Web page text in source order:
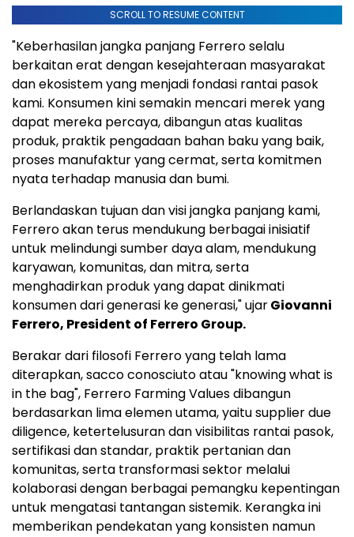
SCROLL TO RESUME CONTENT
"Keberhasilan jangka panjang Ferrero selalu
berkaitan erat dengan kesejahteraan masyarakat
dan ekosistem yang menjadi fondasi rantai pasok
kami. Konsumen kini semakin mencari merek yang
dapat mereka percaya, dibangun atas kualitas
produk, praktik pengadaan bahan baku yang baik,
proses manufaktur yang cermat, serta komitmen
nyata terhadap manusia dan bumi.
Berlandaskan tujuan dan visi jangka panjang kami,
Ferrero akan terus mendukung berbagai inisiatif
untuk melindungi sumber daya alam, mendukung
karyawan, komunitas, dan mitra, serta
menghadirkan produk yang dapat dinikmati
konsumen dari generasi ke generasi," ujarGiovanni
Ferrero, President of Ferrero Group.
Berakar dari filosofi Ferrero yang telah lama
diterapkan, sacco conosciuto atau "knowing what is
in the bag", Ferrero Farming Values dibangun
berdasarkan lima elemen utama, yaitu supplier due
diligence, ketertelusuran dan visibilitas rantai pasok,
sertifikasi dan standar, praktik pertanian dan
komunitas, serta transformasi sektor melalui
kolaborasi dengan berbagai pemangku kepentingan
untuk mengatasi tantangan sistemik. Kerangka ini
memberikan pendekatan yang konsisten namun